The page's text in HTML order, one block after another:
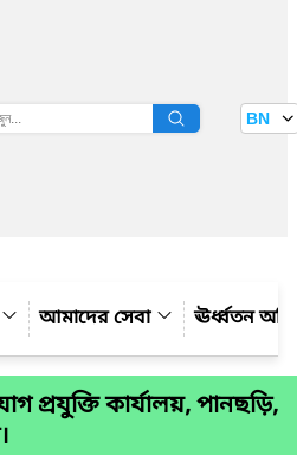
বাতায়ন BN
আমাদের সেবা ঊর্ধ্বতন
প্রযুক্তি কার্যালয়, পানছড়ি,